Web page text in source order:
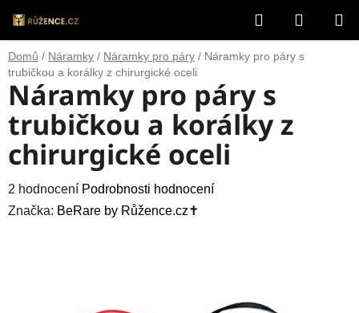
na
obsah
Hledat
KOŠÍK
Domů / Náramky / Náramky pro páry / Náramky pro páry s
trubičkou a korálky z chirurgické oceli
Náramky pro páry s
trubičkou a korálky z
chirurgické oceli
Průměrné
hodnocení
2 hodnocení Podrobnosti hodnocení
Značka: BeRare by Růžence.cz✝️